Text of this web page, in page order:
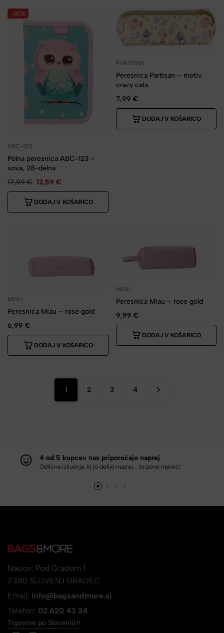
-30%
ABC-123
Polna peresnica ABC-123 –
sova, 28-delna
17,99€ 12,59 €
DODAJ V KOŠARICO
PARTISAN
Peresnica Partisan – motiv
crazy cats
7,99 €
DODAJ V KOŠARICO
MIAU
Peresnica Miau – rose gold
6,99 €
DODAJ V KOŠARICO
MIAU
Peresnica Miau – rose gold
9,99 €
DODAJ V KOŠARICO
1 2 3 4
4 od 5 kupcev nas priporočajo naprej
Odlična izkušnja, ki jo delijo naprej... to pove največ!
Naslov: Pod Gradom 1
2380 SLOVENJ GRADEC
Email: info@bagsandmore.si
Telefon: 02 620 43 24
Trgovine po Sloveniji